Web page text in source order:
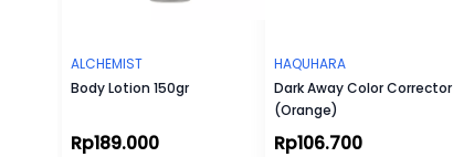
ALCHEMIST
Body Lotion 150gr
Rp189.000
HAQUHARA
Dark Away Color Corrector
(Orange)
Rp106.700